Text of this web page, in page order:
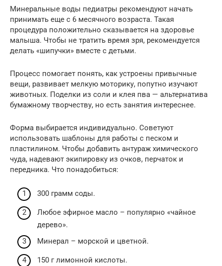
Минеральные воды педиатры рекомендуют начать
принимать еще с 6 месячного возраста. Такая
процедура положительно сказывается на здоровье
малыша. Чтобы не тратить время зря, рекомендуется
делать «шипучки» вместе с детьми.
Процесс помогает понять, как устроены привычные
вещи, развивает мелкую моторику, попутно изучают
животных. Поделки из соли и клея пва — альтернатива
бумажному творчеству, но есть занятия интереснее.
Форма выбирается индивидуально. Советуют
использовать шаблоны для работы с песком и
пластилином. Чтобы добавить антураж химического
чуда, надевают экипировку из очков, перчаток и
передника. Что понадобиться:
300 грамм соды.
Любое эфирное масло – популярно «чайное
дерево».
Минерал – морской и цветной.
150 г лимонной кислоты.